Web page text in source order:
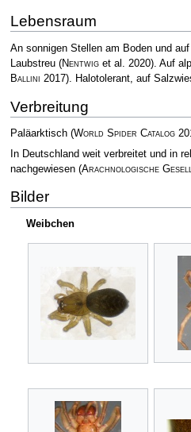
Lebensraum
An sonnigen Stellen am Boden und
Laubstreu (Nentwiget al. 2020). Auf
Ballini 2017). Halotolerant, auf
Verbreitung
Paläarktisch (World Spider Catalog
In Deutschland weit verbreitet und in
nachgewiesen (Arachnologische
Bilder
Weibchen